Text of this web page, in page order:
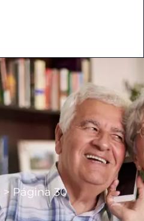
> Página 30